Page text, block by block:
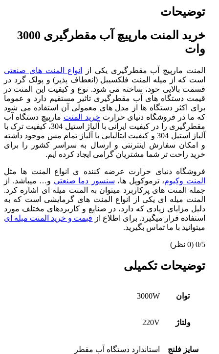
توضیحات
خرید المنت مارپیچ آب مقطرگیری 3000
وات
المنت مارپیچ آب مقطرگیری یکی از
انواع المنت های صنعتی
است که از میله المنت فلکسیبل (انعطاف پذیر) و پولک گرد در
قسمت بالایی خود، ساخته می شود. نوع و کیفیت این المنت در
قیمت دستگاه های آب مقطرگیری تاثیر مستقیم دارد و عموما
برای اکثر دستگاه ها از مدل های معمولی آن استفاده می شود
که ما در فروشگاه دنیای حرارت خرید المنت مارپیچ دستگاه آب
مقطرگیری را در کیفیت ایرانی با آلیاژ استیل 304، کیفیت ترک با
آلیاژ استیل 304 و کیفیت ایتالیایی با آلیاژ تمام مس موجود داشته
و امکان سفارش اینترنتی و ارسال به سراسر کشور را برای
خرید راحت تر شما مشتریان گرامی ایجاد کرده ایم.
فروشگاه دنیای حرارت عرضه کننده ی انواع المنت ها مثل
المنت وکیوم، ترموکوپل ها، سنسور دما صنعتی و… میباشد. از
جمله المنت های پرکاربرد میتوان به المنت میله ای اشاره کرد.
المنت میله ای یکی از انواع المنت های گرمایشی است که به
دلیل مزایای زیادی که دارد، در صنایع و کاربردهای مختلف مورد
استفاده قرار میگیرد. برای اطلاع از قیمت و خرید المنت میله ای
میتوانید با ما تماس بگیرید.
0/5 (0 نظر)
توضیحات تکمیلی
توان 3000W
ولتاژ 220V
سایز فلنج استاندارد دستگاه آب مقطر